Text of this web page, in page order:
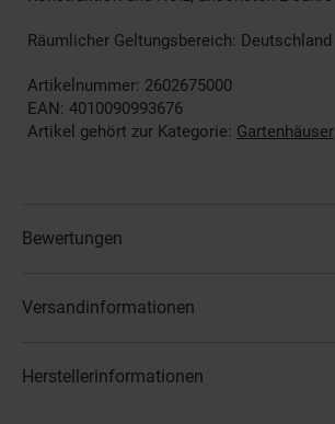
Räumlicher Geltungsbereich: Deutschland
Artikelnummer: 2602675000
EAN: 4010090993676
Artikel gehört zur Kategorie: Gartenhäuser
Bewertungen
Versandinformationen
Herstellerinformationen